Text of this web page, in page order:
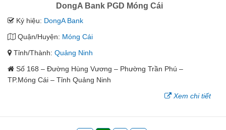
DongA Bank PGD Móng Cái
Ký hiệu: DongA Bank
Quận/Huyện: Móng Cái
Tỉnh/Thành: Quảng Ninh
Số 168 – Đường Hùng Vương – Phường Trần Phú –
TP.Móng Cái – Tỉnh Quảng Ninh
Xem chi tiết